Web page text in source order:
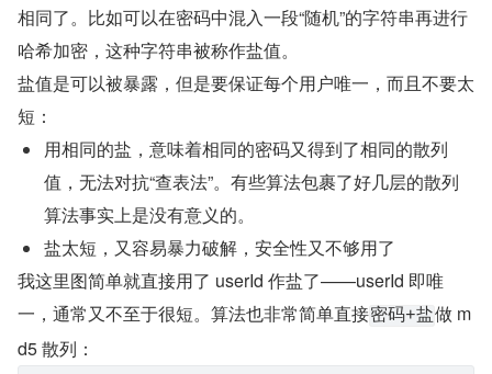
相同了。比如可以在密码中混入一段“随机”的字符串再进行
哈希加密，这种字符串被称作盐值。
盐值是可以被暴露，但是要保证每个用户唯一，而且不要太
短：
用相同的盐，意味着相同的密码又得到了相同的散列
值，无法对抗“查表法”。有些算法包裹了好几层的散列
算法事实上是没有意义的。
盐太短，又容易暴力破解，安全性又不够用了
我这里图简单就直接用了 userId 作盐了——userId 即唯
一，通常又不至于很短。算法也非常简单直接密码+盐做 m
d5 散列：